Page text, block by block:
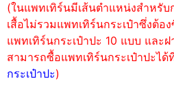
(ในแพทเทิร์นมีเส้นตำแหน่งสำหรับ
เสื้อไม่รวมแพทเทิร์นกระเป๋าซึ่งต้อ
แพทเทิร์นกระเป๋าปะ 10 แบบ และ
สามารถซื้อแพทเทิร์นกระเป๋าปะได้
กระเป๋าปะ)